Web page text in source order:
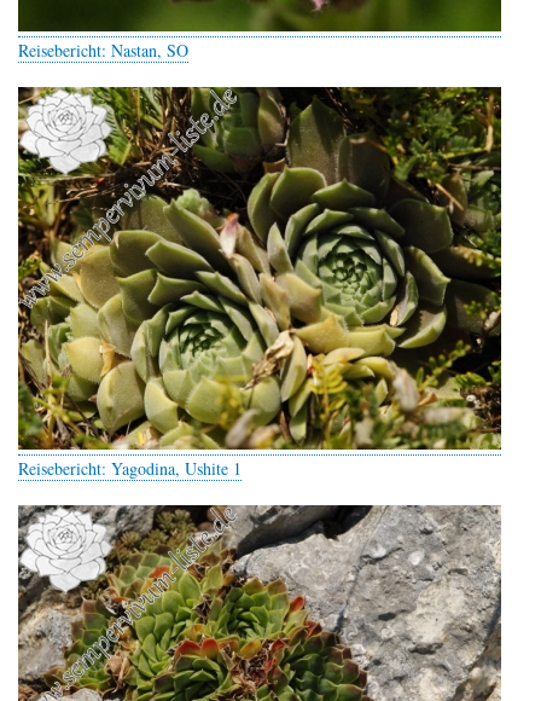
Reisebericht: Nastan, SO
Reisebericht: Yagodina, Ushite 1